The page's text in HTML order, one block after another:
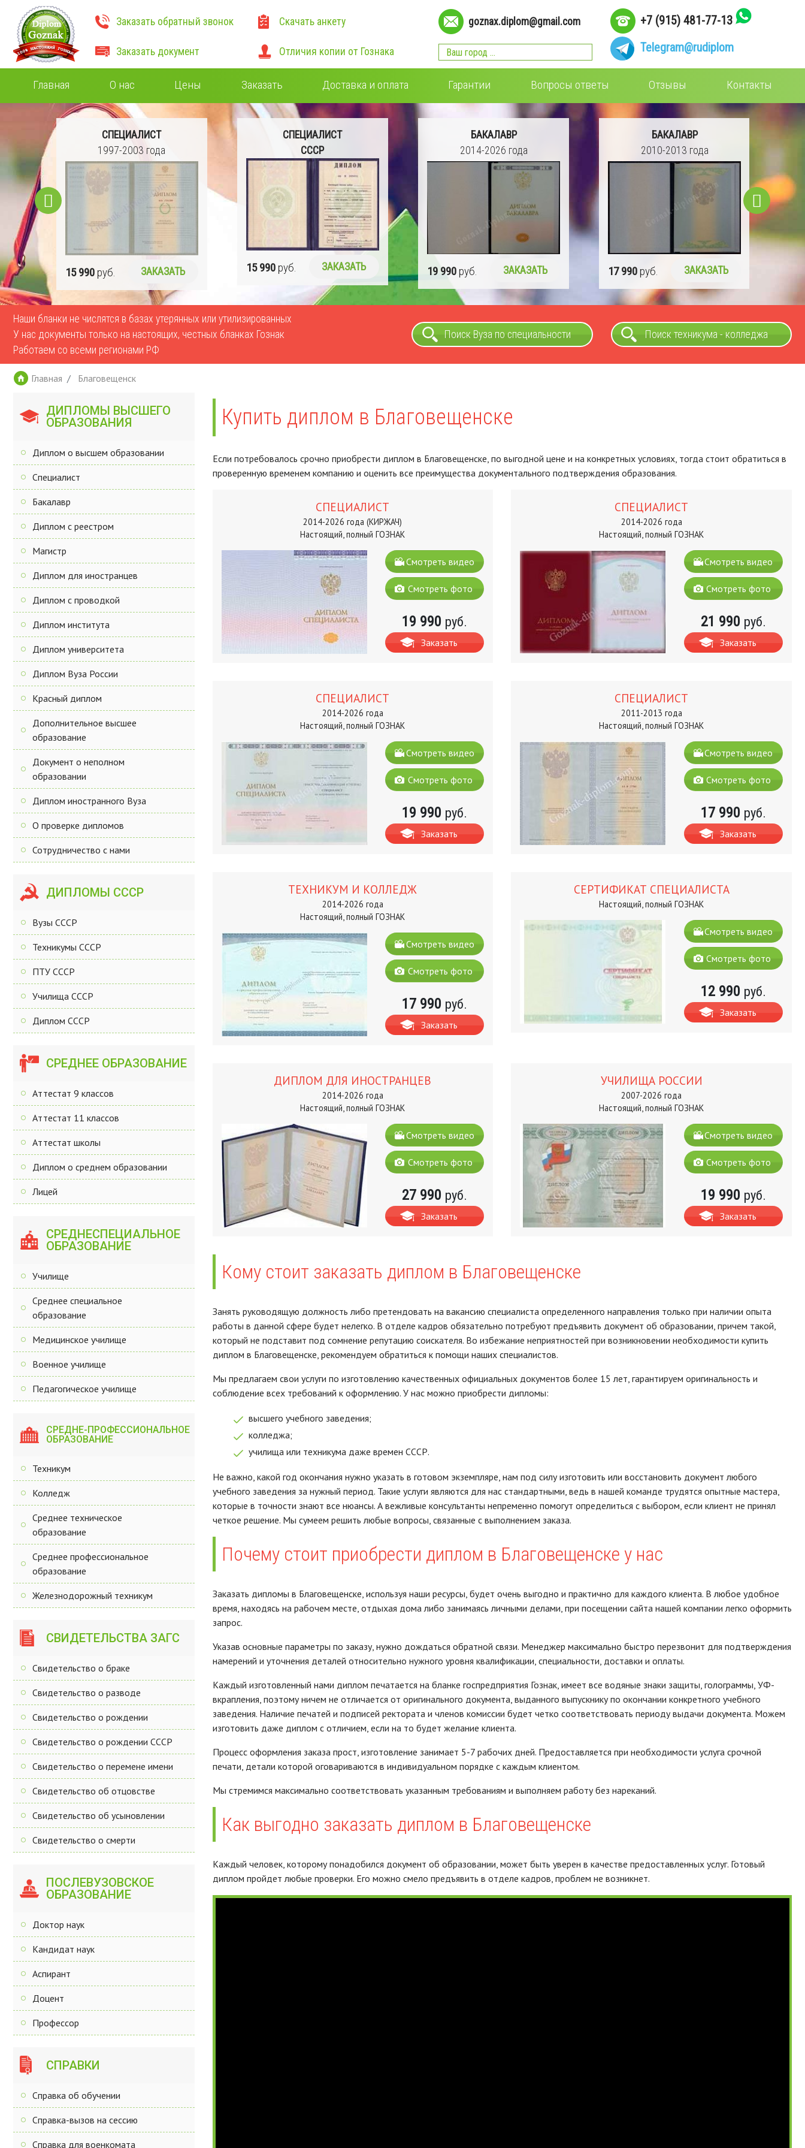
Заказать обратный звонок
Заказать документ
Скачать анкету
Отличия копии от Гознака
goznax.diplom@gmail.com
+7 (915) 481-77-13
Telegram@rudiplom
Главная О нас Цены Заказать Доставка и оплата Гарантии Вопросы ответы Отзывы Контакты
СПЕЦИАЛИСТ
1997-2003 года
15 990 руб. ЗАКАЗАТЬ
СПЕЦИАЛИСТ
СССР
15 990 руб. ЗАКАЗАТЬ
БАКАЛАВР
2014-2026 года
19 990 руб. ЗАКАЗАТЬ
БАКАЛАВР
2010-2013 года
17 990руб. ЗАКАЗАТЬ
Наши бланки не числятся в базах утерянных или утилизированных
У нас документы только на настоящих, честных бланках Гознак
Работаем со всеми регионами РФ
Поиск Вуза по специальности Поиск техникума - колледжа
Главная Благовещенск
ДИПЛОМЫ ВЫСШЕГО
ОБРАЗОВАНИЯ
Диплом о высшем образовании
Специалист
Бакалавр
Диплом с реестром
Магистр
Диплом для иностранцев
Диплом с проводкой
Диплом института
Диплом университета
Диплом Вуза России
Красный диплом
Дополнительное высшее
образование
Документ о неполном
образовании
Диплом иностранного Вуза
О проверке дипломов
Сотрудничество с нами
ДИПЛОМЫ СССР
Вузы СССР
Техникумы СССР
ПТУ СССР
Училища СССР
Диплом СССР
СРЕДНЕЕ ОБРАЗОВАНИЕ
Аттестат 9 классов
Аттестат 11 классов
Аттестат школы
Диплом о среднем образовании
Лицей
СРЕДНЕСПЕЦИАЛЬНОЕ
ОБРАЗОВАНИЕ
Училище
Среднее специальное
образование
Медицинское училище
Военное училище
Педагогическое училище
СРЕДНЕ-ПРОФЕССИОНАЛЬНОЕ
ОБРАЗОВАНИЕ
Техникум
Колледж
Среднее техническое
образование
Среднее профессиональное
образование
Железнодорожный техникум
СВИДЕТЕЛЬСТВА ЗАГС
Свидетельство о браке
Свидетельство о разводе
Свидетельство о рождении
Свидетельство о рождении СССР
Свидетельство о перемене имени
Свидетельство об отцовстве
Свидетельство об усыновлении
Свидетельство о смерти
ПОСЛЕВУЗОВСКОЕ
ОБРАЗОВАНИЕ
Доктор наук
Кандидат наук
Аспирант
Доцент
Профессор
СПРАВКИ
Справка об обучении
Справка-вызов на сессию
Справка для военкомата
Купить диплом в Благовещенске
Если потребовалось срочно приобрести диплом в Благовещенске, по выгодной цене и на конкретных условиях, тогда стоит обратиться в
проверенную временем компанию и оценить все преимущества документального подтверждения образования.
СПЕЦИАЛИСТ
2014-2026 года (КИРЖАЧ)
Настоящий, полный ГОЗНАК
Смотреть видео
Смотреть фото
19 990 руб.
Заказать
СПЕЦИАЛИСТ
2014-2026 года
Настоящий, полный ГОЗНАК
Смотреть видео
Смотреть фото
21 990 руб.
Заказать
СПЕЦИАЛИСТ
2014-2026 года
Настоящий, полный ГОЗНАК
Смотреть видео
Смотреть фото
19 990 руб.
Заказать
СПЕЦИАЛИСТ
2011-2013 года
Настоящий, полный ГОЗНАК
Смотреть видео
Смотреть фото
17 990 руб.
Заказать
ТЕХНИКУМ И КОЛЛЕДЖ
2014-2026 года
Настоящий, полный ГОЗНАК
Смотреть видео
Смотреть фото
17 990 руб.
Заказать
СЕРТИФИКАТ СПЕЦИАЛИСТА
Настоящий, полный ГОЗНАК
Смотреть видео
Смотреть фото
12 990 руб.
Заказать
ДИПЛОМ ДЛЯ ИНОСТРАНЦЕВ
2014-2026 года
Настоящий, полный ГОЗНАК
Смотреть видео
Смотреть фото
27 990 руб.
Заказать
УЧИЛИЩА РОССИИ
2007-2026 года
Настоящий, полный ГОЗНАК
Смотреть видео
Смотреть фото
19 990 руб.
Заказать
Кому стоит заказать диплом в Благовещенске
Занять руководящую должность либо претендовать на вакансию специалиста определенного направления только при наличии опыта
работы в данной сфере будет нелегко. В отделе кадров обязательно потребуют предъявить документ об образовании, причем такой,
который не подставит под сомнение репутацию соискателя. Во избежание неприятностей при возникновении необходимости купить
диплом в Благовещенске, рекомендуем обратиться к помощи наших специалистов.
Мы предлагаем свои услуги по изготовлению качественных официальных документов более 15 лет, гарантируем оригинальность и
соблюдение всех требований к оформлению. У нас можно приобрести дипломы:
высшего учебного заведения;
колледжа;
училища или техникума даже времен СССР.
Не важно, какой год окончания нужно указать в готовом экземпляре, нам под силу изготовить или восстановить документ любого
учебного заведения за нужный период. Такие услуги являются для нас стандартными, ведь в нашей команде трудятся опытные мастера,
которые в точности знают все нюансы. А вежливые консультанты непременно помогут определиться с выбором, если клиент не принял
четкое решение. Мы сумеем решить любые вопросы, связанные с выполнением заказа.
Почему стоит приобрести диплом в Благовещенске у нас
Заказать дипломы в Благовещенске, используя наши ресурсы, будет очень выгодно и практично для каждого клиента. В любое удобное
время, находясь на рабочем месте, отдыхая дома либо занимаясь личными делами, при посещении сайта нашей компании легко оформить
запрос.
Указав основные параметры по заказу, нужно дождаться обратной связи. Менеджер максимально быстро перезвонит для подтверждения
намерений и уточнения деталей относительно нужного уровня квалификации, специальности, доставки и оплаты.
Каждый изготовленный нами диплом печатается на бланке госпредприятия Гознак, имеет все водяные знаки защиты, голограммы, УФ-
вкрапления, поэтому ничем не отличается от оригинального документа, выданного выпускнику по окончании конкретного учебного
заведения. Наличие печатей и подписей ректората и членов комиссии будет четко соответствовать периоду выдачи документа. Можем
изготовить даже диплом с отличием, если на то будет желание клиента.
Процесс оформления заказа прост, изготовление занимает 5-7 рабочих дней. Предоставляется при необходимости услуга срочной
печати, детали которой оговариваются в индивидуальном порядке с каждым клиентом.
Мы стремимся максимально соответствовать указанным требованиям и выполняем работу без нареканий.
Как выгодно заказать диплом в Благовещенске
Каждый человек, которому понадобился документ об образовании, может быть уверен в качестве предоставленных услуг. Готовый
диплом пройдет любые проверки. Его можно смело предъявить в отделе кадров, проблем не возникнет.